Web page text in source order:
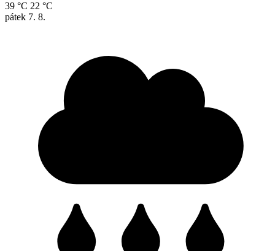
39 °C 22 °C
pátek 7. 8.